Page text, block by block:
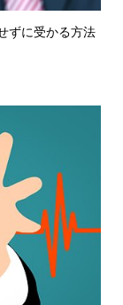
ずに受かる方法